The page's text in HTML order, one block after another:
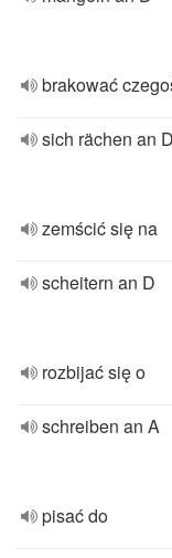
brakować
sich rächen an D
zemścić się na
scheitern an D
rozbijać się o
schreiben an A
pisać do